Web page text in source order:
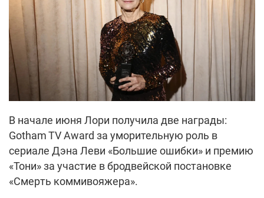
В начале июня Лори получила две награды:
Gotham TV Award за уморительную роль в
сериале Дэна Леви «Большие ошибки» и премию
«Тони» за участие в бродвейской постановке
«Смерть коммивояжера».